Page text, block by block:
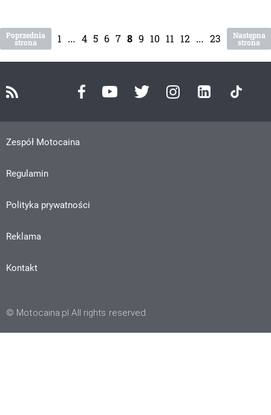
Poprzednia
strona 1 … 4 5 6 7 8 9 10 11 12 … 23 Następna
strona
Zespół Motocaina
Regulamin
Polityka prywatności
Reklama
Kontakt
© Motocaina.pl All rights reserved.